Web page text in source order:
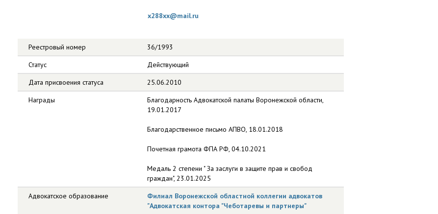
x288xx@mail.ru
Реестровый номер
36/1993
Статус
Действующий
Дата присвоения статуса
25.06.2010
Награды
Благодарность Адвокатской палаты Воронежской области,
19.01.2017
Благодарственное письмо АПВО, 18.01.2018
Почетная грамота ФПА РФ, 04.10.2021
Медаль 2 степени " За заслуги в защите прав и свобод
граждан", 23.01.2025
Адвокатское образование
Филиал Воронежской областной коллегии адвокатов
"Адвокатская контора "Чеботаревы и партнеры"